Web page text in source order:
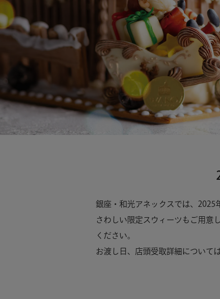
銀座・和光アネックスでは、2025
さわしい限定スウィーツもご用意
ください。
お渡し日、店頭受取詳細について